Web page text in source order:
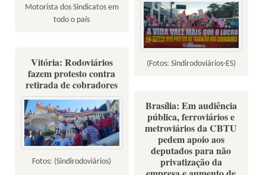
Motorista dos Sindicatos em
todo o país
(Fotos: Sindirodoviários-ES)
Vitória: Rodoviários
fazem protesto contra
retirada de cobradores
Fotos: (Sindirodoviários)
Brasília: Em audiência
pública, ferroviários e
metroviários da CBTU
pedem apoio aos
deputados para não
privatização da